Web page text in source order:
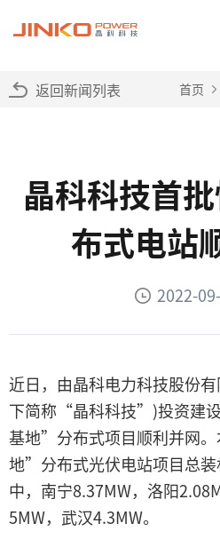
返回新闻列表 首页
晶科科技首
布式电站
2022-
近日，由晶科电力科技股份
下简称“晶科科技”)投资建
基地”分布式项目顺利并网
地”分布式光伏电站项目总装
中，南宁8.37MW，洛阳
5MW，武汉4.3MW。